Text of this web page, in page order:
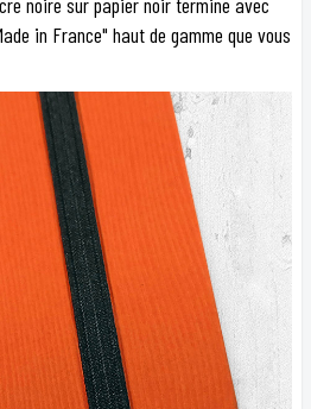
in France" haut de gamme que vous